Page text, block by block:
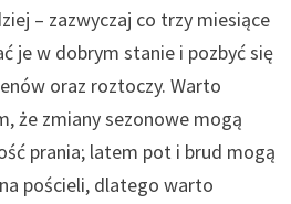
– zazwyczaj co trzy miesiące
je w dobrym stanie i pozbyć się
oraz roztoczy. Warto
że zmiany sezonowe mogą
prania; latem pot i brud mogą
pościeli, dlatego warto